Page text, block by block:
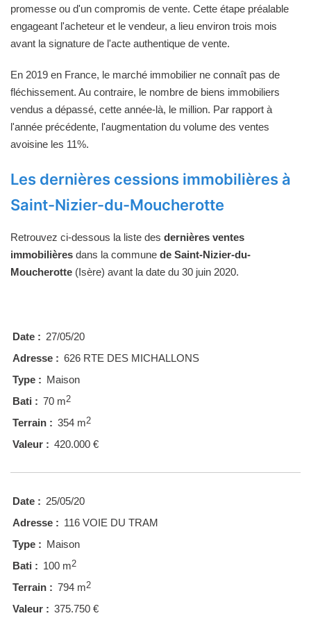
promesse ou d'un compromis de vente. Cette étape préalable
engageant l'acheteur et le vendeur, a lieu environ trois mois
avant la signature de l'acte authentique de vente.
En 2019 en France, le marché immobilier ne connaît pas de
fléchissement. Au contraire, le nombre de biens immobiliers
vendus a dépassé, cette année-là, le million. Par rapport à
l'année précédente, l'augmentation du volume des ventes
avoisine les 11%.
Les dernières cessions immobilières à
Saint-Nizier-du-Moucherotte
Retrouvez ci-dessous la liste des dernières ventes
immobilières dans la commune de Saint-Nizier-du-
Moucherotte (Isère) avant la date du 30 juin 2020.
Date : 27/05/20
Adresse : 626 RTE DES MICHALLONS
Type : Maison
Bati : 70 m2
Terrain : 354 m2
Valeur : 420.000 €
Date : 25/05/20
Adresse : 116 VOIE DU TRAM
Type : Maison
Bati : 100 m2
Terrain : 794 m2
Valeur : 375.750 €